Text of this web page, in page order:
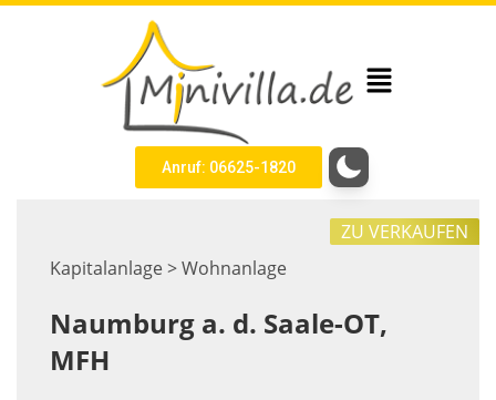
Anruf: 06625-1820
Kapitalanlage > Wohnanlage
ZU VERKAUFEN
Naumburg a. d. Saale-OT,
MFH